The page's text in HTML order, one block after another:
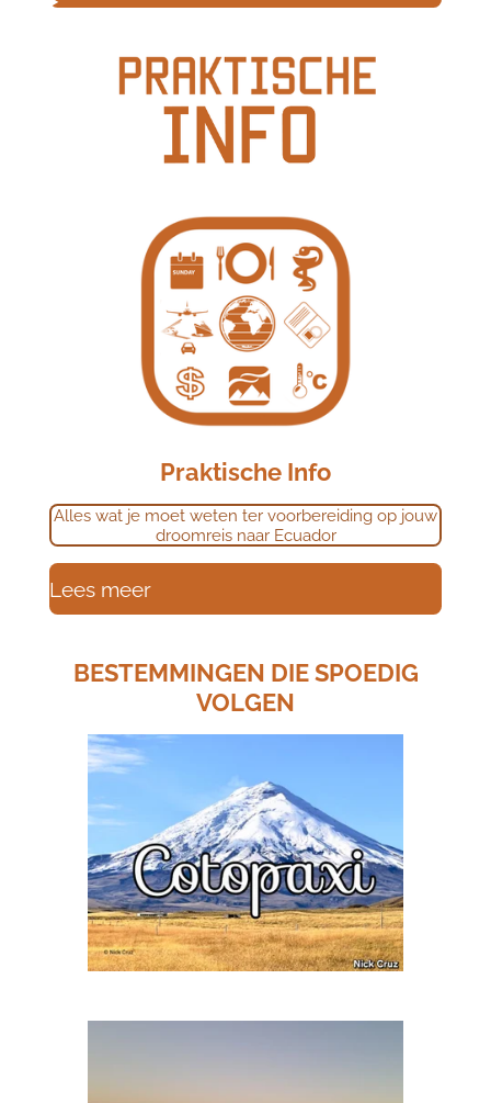
Praktische Info
Alles wat je moet weten ter voorbereiding op jouw
droomreis naar Ecuador
Lees meer
BESTEMMINGEN DIE SPOEDIG
VOLGEN